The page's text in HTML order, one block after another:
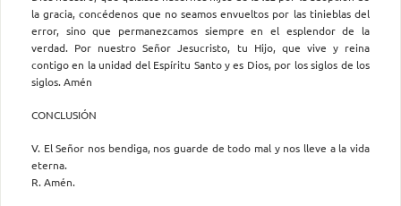
la gracia, concédenos que no seamos envueltos por las tinieblas del
error, sino que permanezcamos siempre en el esplendor de la
verdad. Por nuestro Señor Jesucristo, tu Hijo, que vive y reina
contigo en la unidad del Espíritu Santo y es Dios, por los siglos de los
siglos. Amén
CONCLUSIÓN
V. El Señor nos bendiga, nos guarde de todo mal y nos lleve a la vida
eterna.
R. Amén.